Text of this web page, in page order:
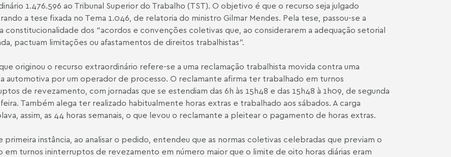
1.476.596 ao Tribunal Superior do Trabalho (TST). O objetivo é que o recurso seja julgado
a tese fixada no Tema 1.046, de relatoria do ministro Gilmar Mendes. Pela tese, passou-se a
constitucionalidade dos “acordos e convenções coletivas que, ao considerarem a adequação setorial
pactuam limitações ou afastamentos de direitos trabalhistas”.
originou o recurso extraordinário refere-se a uma reclamação trabalhista movida contra uma
automotiva por um operador de processo. O reclamante afirma ter trabalhado em turnos
de revezamento, com jornadas que se estendiam das 6h às 15h48 e das 15h48 à 1h09, de segunda
Também alega ter realizado habitualmente horas extras e trabalhado aos sábados. A carga
assim, as 44 horas semanais, o que levou o reclamante a pleitear o pagamento de horas extras.
primeira instância, ao analisar o pedido, entendeu que as normas coletivas celebradas que previam o
em turnos ininterruptos de revezamento em número maior que o limite de oito horas diárias eram